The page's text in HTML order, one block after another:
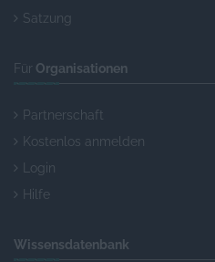
Satzung
Für Organisationen
Partnerschaft
Kostenlos anmelden
Login
Hilfe
Wissensdatenbank